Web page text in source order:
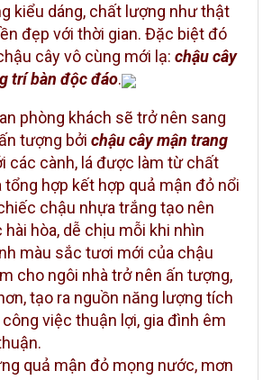
kiểu dáng, chất lượng như thật
đẹp với thời gian. Đặc biệt đó
cây vô cùng mới lạ: chậu cây
trí bàn độc đáo.
phòng khách sẽ trở nên sang
tượng bởi chậu cây mận trang
các cành, lá được làm từ chất
tổng hợp kết hợp quả mận đỏ nổi
chậu nhựa trắng tạo nên
hài hòa, dễ chịu mỗi khi nhìn
màu sắc tươi mới của chậu
cho ngôi nhà trở nên ấn tượng,
tạo ra nguồn năng lượng tích
việc thuận lợi, gia đình êm
quả mận đỏ mọng nước, mơn